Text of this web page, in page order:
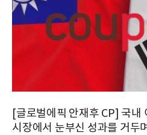
[글로벌에픽 안재후 CP] 국내
시장에서 눈부신 성과를 거두